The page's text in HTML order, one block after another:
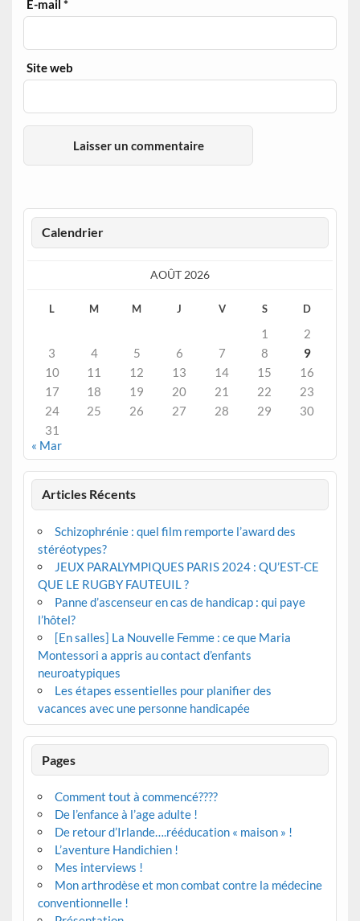
E-mail*
Site web
Calendrier
AOÛT 2026
L M M J V S D
1
2
3
4 5 6 7 8
9
10
11 12 13 14 15
16
17
18 19 20 21 22
23
24
25 26 27 28 29
30
31
« Mar
Articles Récents
Schizophrénie : quel film remporte l’award des
stéréotypes?
JEUX PARALYMPIQUES PARIS 2024 : QU’EST-CE
QUE LE RUGBY FAUTEUIL ?
Panne d’ascenseur en cas de handicap : qui paye
l’hôtel?
[En salles] La Nouvelle Femme : ce que Maria
Montessori a appris au contact d’enfants
neuroatypiques
Les étapes essentielles pour planifier des
vacances avec une personne handicapée
Pages
Comment tout à commencé????
De l’enfance à l’age adulte !
De retour d’Irlande….rééducation « maison » !
L’aventure Handichien !
Mes interviews !
Mon arthrodèse et mon combat contre la médecine
conventionnelle !